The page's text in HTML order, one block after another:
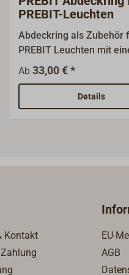
PREBIT-Leuchten
Abdeckring als Zubehör
PREBIT Leuchten mit
Grundplatte von D= 55
mm.Vergoldete oder
Ausführung zum
Schraublöcher, D= 92
Ab 33,00 € *
Details
Kontakt
EU-
AGB